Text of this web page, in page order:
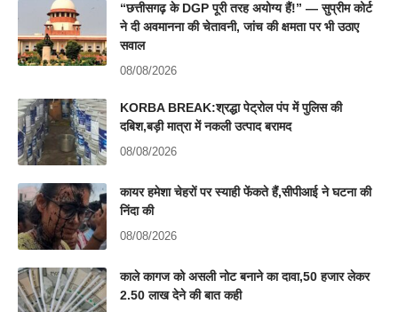
“छत्तीसगढ़ के DGP पूरी तरह अयोग्य हैं!” — सुप्रीम कोर्ट
ने दी अवमानना की चेतावनी, जांच की क्षमता पर भी उठाए
सवाल
08/08/2026
KORBA BREAK:श्रद्धा पेट्रोल पंप में पुलिस की
दबिश,बड़ी मात्रा में नकली उत्पाद बरामद
08/08/2026
कायर हमेशा चेहरों पर स्याही फेंकते हैं,सीपीआई ने घटना की
निंदा की
08/08/2026
काले कागज को असली नोट बनाने का दावा,50 हजार लेकर
2.50 लाख देने की बात कही